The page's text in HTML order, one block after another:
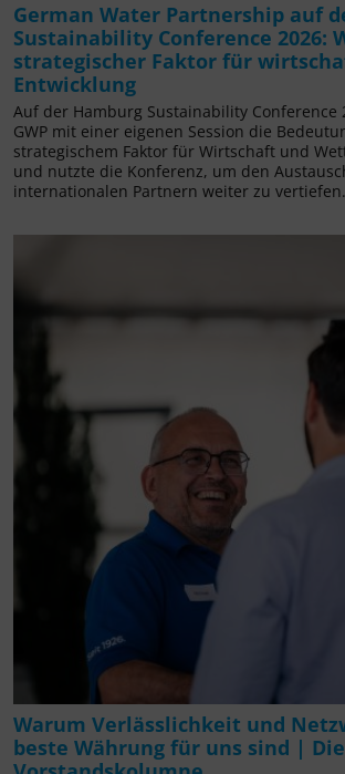
German Water Partnership auf
Sustainability Conference 2026:
strategischer Faktor für
Entwicklung
Auf der Hamburg Sustainability Conference
GWP mit einer eigenen Session die
strategischem Faktor für Wirtschaft und
und nutzte die Konferenz, um den
internationalen Partnern weiter zu vertiefen.
Warum Verlässlichkeit und
beste Währung für uns sind | Die